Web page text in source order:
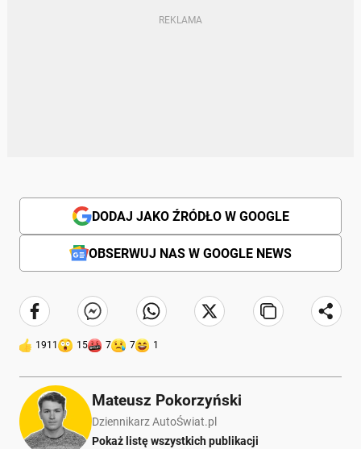
DODAJ JAKO ŹRÓDŁO W GOOGLE
OBSERWUJ NAS W GOOGLE NEWS
1911 15 7 7 1
Mateusz Pokorzyński
Dziennikarz AutoŚwiat.pl
Pokaż listę wszystkich publikacji